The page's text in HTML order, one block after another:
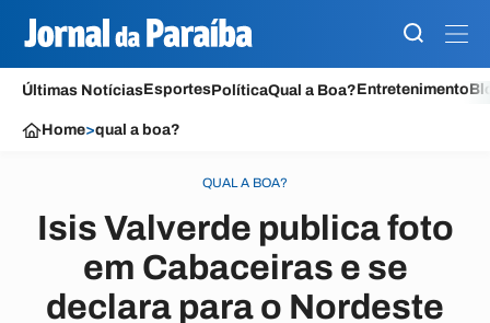
Últimas NotíciasEsportesPolíticaQual a Boa?Entretenimento
Home>qual a boa?
QUAL A BOA?
Isis Valverde publica foto
em Cabaceiras e se
declara para o Nordeste